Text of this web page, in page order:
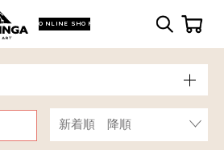
ONLINE SHOP